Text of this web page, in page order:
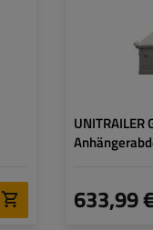
UNITRAILER
633,99